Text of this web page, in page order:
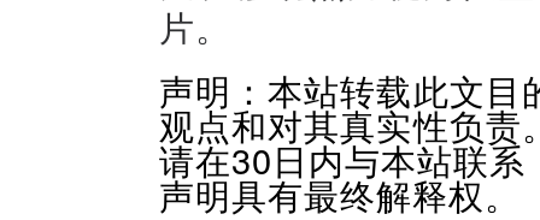
片。
声明：本站转载此文
观点和对其真实性负
请在30日内与本站联
声明具有最终解释权。